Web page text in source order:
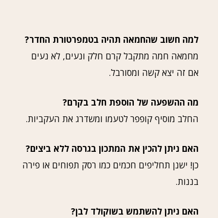
למה חשוב שהחמאה תהיה בטמפרטורת החדר?
מחמאה חמה מתקבל קרם חלק ונעים, לא נעים
אם זה יצא קשה ומסורבל.
מה ההשפעה של הוספת חלב בקרם?
החלב מוסיף קופפר לטעמו ומשדרג את העקביות.
האם ניתן להכין את המתכון בגרסה ללא ביצים?
כן! ישנן תחליפים חכמים כמו רסק תפוחים או פירה
בננות.
האם ניתן להשתמש בשוקולד לבן?